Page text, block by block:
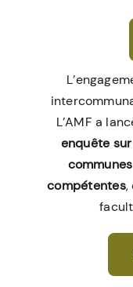
L’AMF a
enquête
compétentes,